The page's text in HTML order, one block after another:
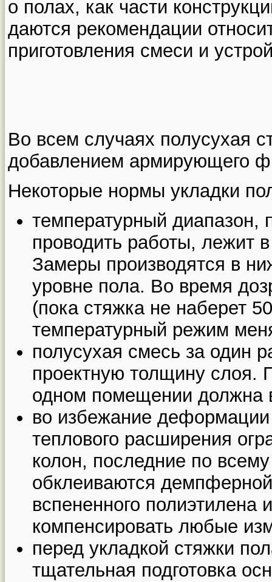
о полах, как части
даются рекомендации
приготовления смеси и
Во всем случаях полусухая
добавлением армирующего
Некоторые нормы укладки
температурный диапазон,
проводить работы, лежит
Замеры производятся в
уровне пола. Во время
(пока стяжка не наберет
температурный режим
полусухая смесь за один
проектную толщину слоя.
одном помещении должна
во избежание деформации
теплового расширения
колон, последние по
обклеиваются
вспененного полиэтилена
компенсировать любые
перед укладкой стяжки
тщательная подготовка